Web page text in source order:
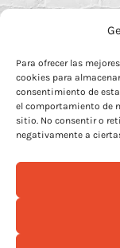
Para ofrecer las
cookies para
consentimiento de
el comportamiento de
sitio. No consentir o
negativamente a